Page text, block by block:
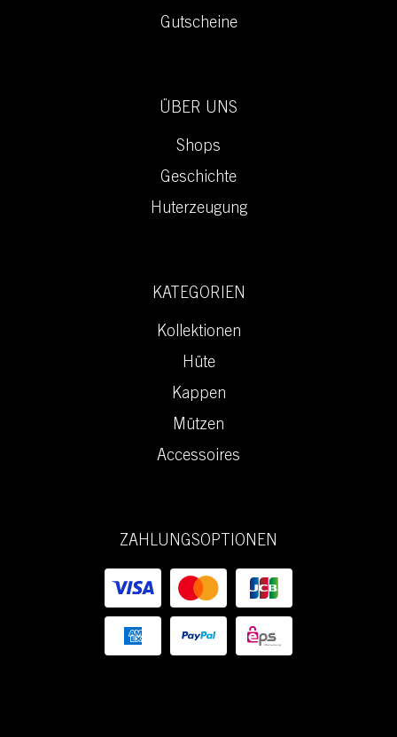
Gutscheine
ÜBER UNS
Shops
Geschichte
Huterzeugung
KATEGORIEN
Kollektionen
Hüte
Kappen
Mützen
Accessoires
ZAHLUNGSOPTIONEN